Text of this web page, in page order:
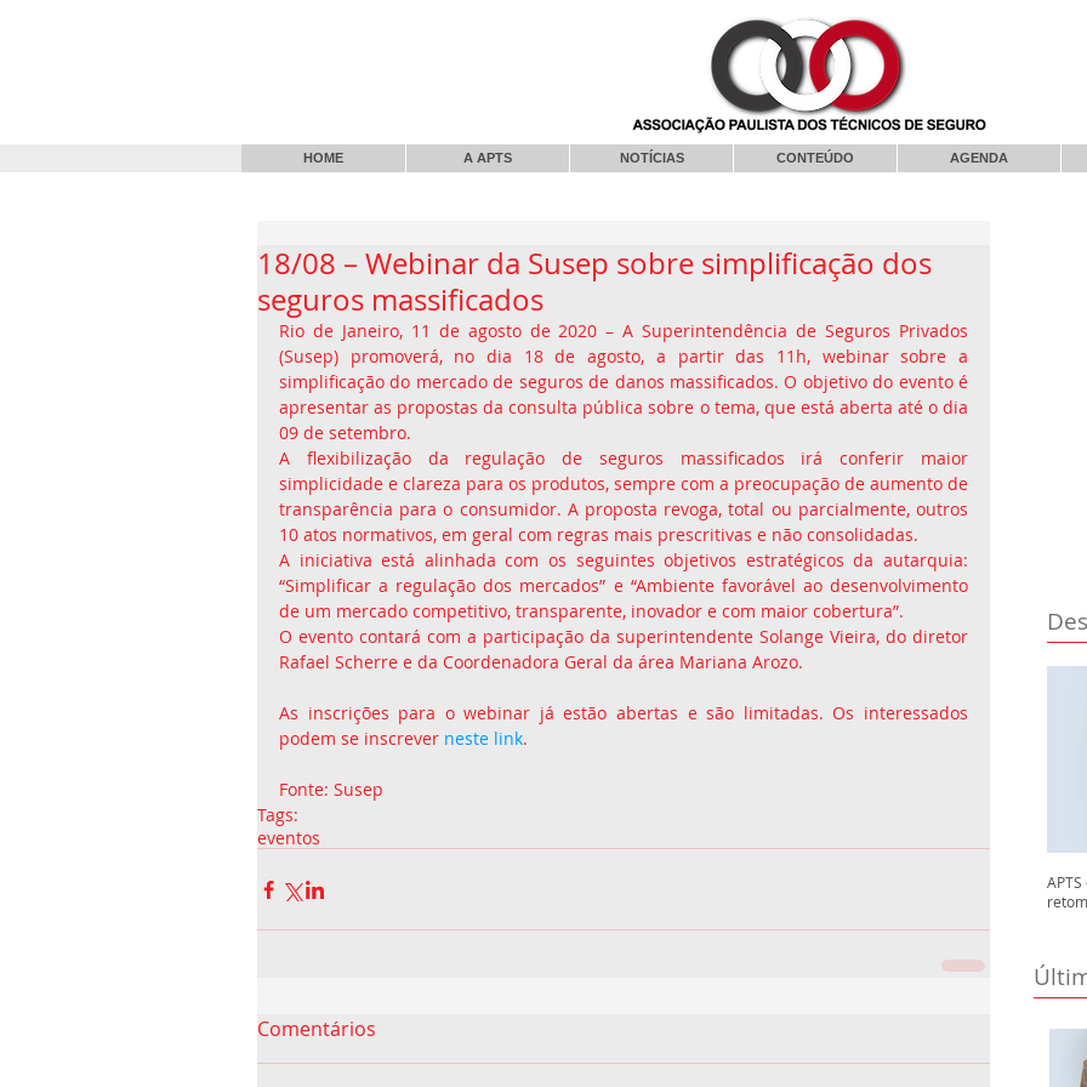
HOME A APTS NOTÍCIAS CONTEÚDO AGENDA
18/08 – Webinar da Susep sobre simplificação dos
seguros massificados
Rio de Janeiro, 11 de agosto de 2020 – A Superintendência de Seguros Privados
(Susep) promoverá, no dia 18 de agosto, a partir das 11h, webinar sobre a
simplificação do mercado de seguros de danos massificados. O objetivo do evento é
apresentar as propostas da consulta pública sobre o tema, que está aberta até o dia
09 de setembro.
A flexibilização da regulação de seguros massificados irá conferir maior
simplicidade e clareza para os produtos, sempre com a preocupação de aumento de
transparência para o consumidor. A proposta revoga, total ou parcialmente, outros
10 atos normativos, em geral com regras mais prescritivas e não consolidadas.
A iniciativa está alinhada com os seguintes objetivos estratégicos da autarquia:
“Simplificar a regulação dos mercados” e “Ambiente favorável ao desenvolvimento
de um mercado competitivo, transparente, inovador e com maior cobertura”.
O evento contará com a participação da superintendente Solange Vieira, do diretor
Rafael Scherre e da Coordenadora Geral da área Mariana Arozo.
As inscrições para o webinar já estão abertas e são limitadas. Os interessados
podem se inscrever neste link.
Fonte: Susep
Tags:
eventos
Comentários